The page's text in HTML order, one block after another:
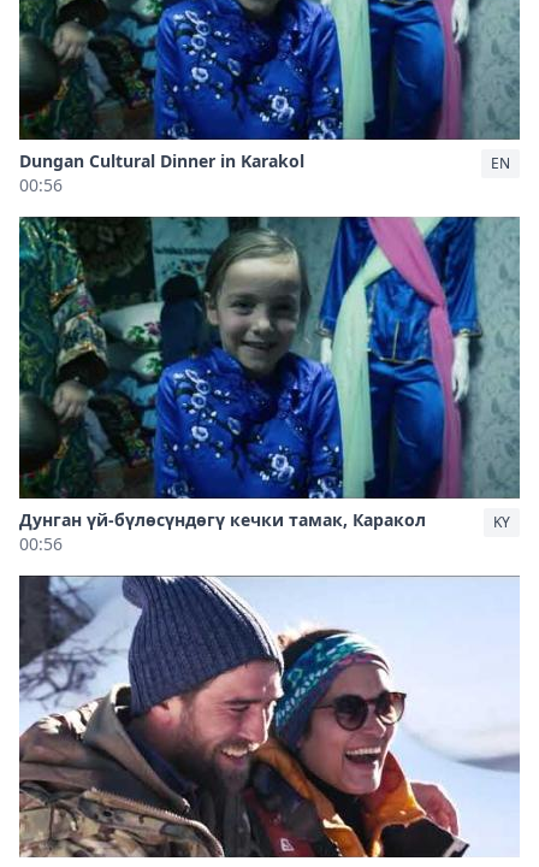
Dungan Cultural Dinner in Karakol
00:56
EN
Дунган үй-бүлөсүндөгү кечки тамак, Каракол
00:56
KY